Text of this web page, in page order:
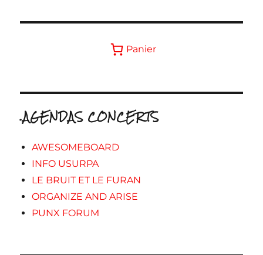
Panier
.AGENDAS CONCERTS
AWESOMEBOARD
INFO USURPA
LE BRUIT ET LE FURAN
ORGANIZE AND ARISE
PUNX FORUM